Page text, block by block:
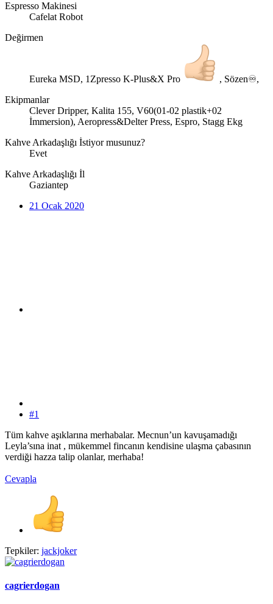
Espresso Makinesi
Cafelat Robot
Değirmen
Eureka MSD, 1Zpresso K-Plus&X Pro
, Sözen♾,
Ekipmanlar
Clever Dripper, Kalita 155, V60(01-02 plastik+02
İmmersion), Aeropress&Delter Press, Espro, Stagg Ekg
Kahve Arkadaşlığı İstiyor musunuz?
Evet
Kahve Arkadaşlığı İl
Gaziantep
21 Ocak 2020
#1
Tüm kahve aşıklarına merhabalar. Mecnun’un kavuşamadığı
Leyla’sına inat , mükemmel fincanın kendisine ulaşma çabasının
verdiği hazza talip olanlar, merhaba!
Cevapla
Tepkiler: jackjoker
cagrierdogan